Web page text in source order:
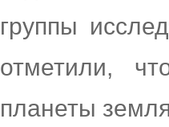
группы
отметили,
планеты